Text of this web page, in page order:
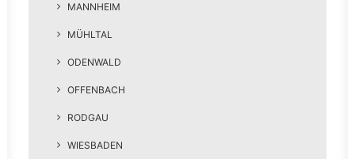
MANNHEIM
MÜHLTAL
ODENWALD
OFFENBACH
RODGAU
WIESBADEN